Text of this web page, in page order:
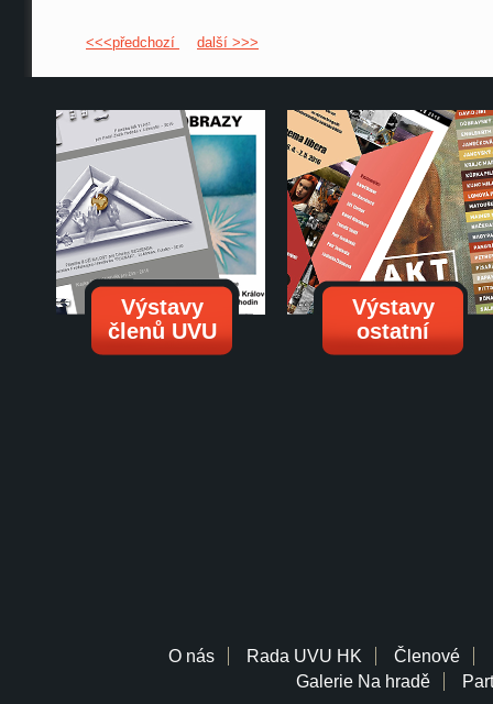
<<<předchozí další >>>
Výstavy
členů UVU
Výstavy
ostatní
O nás Rada UVU HK Členové
Galerie Na hradě